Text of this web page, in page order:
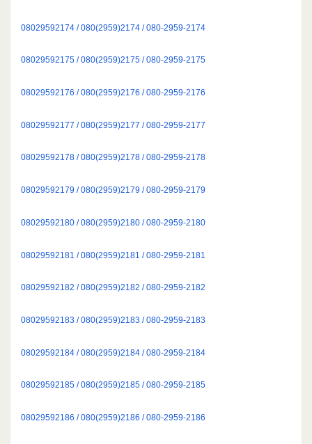
08029592174 / 080(2959)2174 / 080-2959-2174
08029592175 / 080(2959)2175 / 080-2959-2175
08029592176 / 080(2959)2176 / 080-2959-2176
08029592177 / 080(2959)2177 / 080-2959-2177
08029592178 / 080(2959)2178 / 080-2959-2178
08029592179 / 080(2959)2179 / 080-2959-2179
08029592180 / 080(2959)2180 / 080-2959-2180
08029592181 / 080(2959)2181 / 080-2959-2181
08029592182 / 080(2959)2182 / 080-2959-2182
08029592183 / 080(2959)2183 / 080-2959-2183
08029592184 / 080(2959)2184 / 080-2959-2184
08029592185 / 080(2959)2185 / 080-2959-2185
08029592186 / 080(2959)2186 / 080-2959-2186